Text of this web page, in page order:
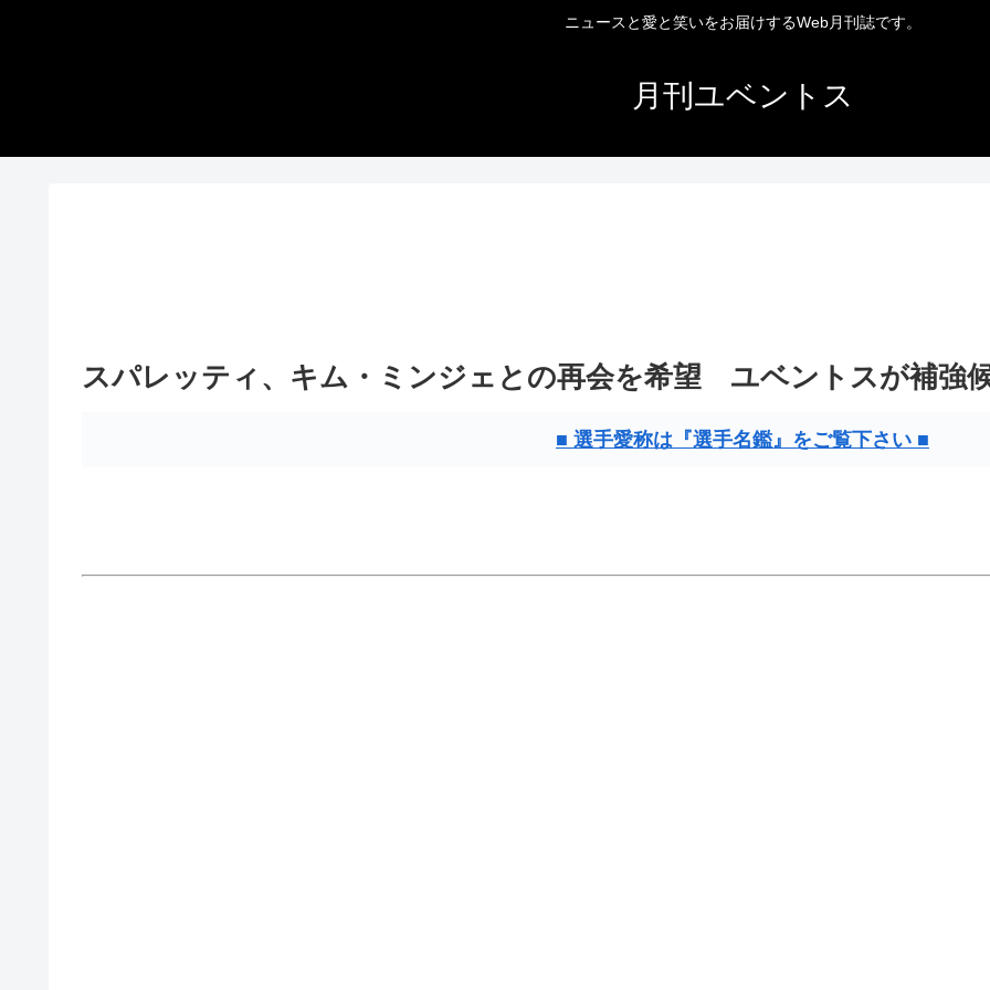
ニュースと愛と笑いをお届けするWeb月刊誌です。
月刊ユベントス
スパレッティ、キム・ミンジェとの再会を希望 ユベントスが補強
■ 選手愛称は『選手名鑑』をご覧下さい ■